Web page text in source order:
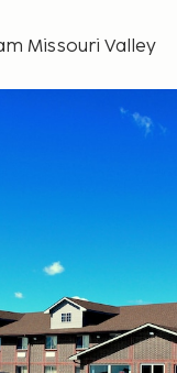
Missouri Valley